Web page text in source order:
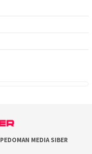
PEDOMAN MEDIA SIBER